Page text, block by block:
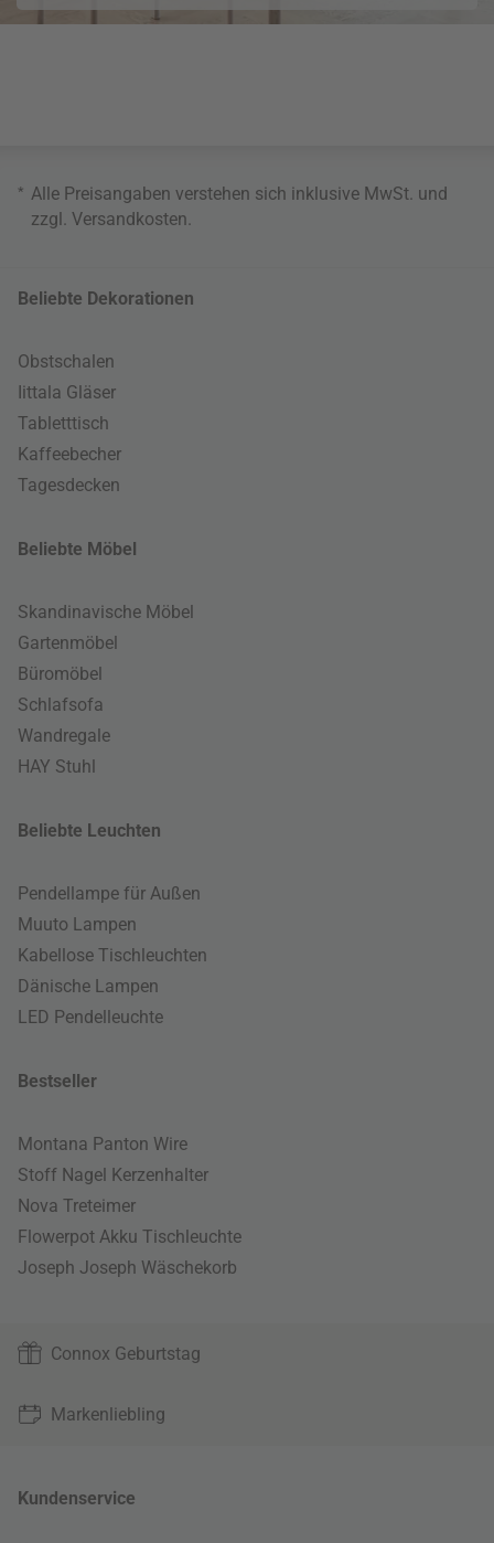
* Alle Preisangaben verstehen sich inklusive MwSt. und
zzgl. Versandkosten.
Beliebte Dekorationen
Obstschalen
Iittala Gläser
Tabletttisch
Kaffeebecher
Tagesdecken
Beliebte Möbel
Skandinavische Möbel
Gartenmöbel
Büromöbel
Schlafsofa
Wandregale
HAY Stuhl
Beliebte Leuchten
Pendellampe für Außen
Muuto Lampen
Kabellose Tischleuchten
Dänische Lampen
LED Pendelleuchte
Bestseller
Montana Panton Wire
Stoff Nagel Kerzenhalter
Nova Treteimer
Flowerpot Akku Tischleuchte
Joseph Joseph Wäschekorb
Connox Geburtstag
Markenliebling
Kundenservice